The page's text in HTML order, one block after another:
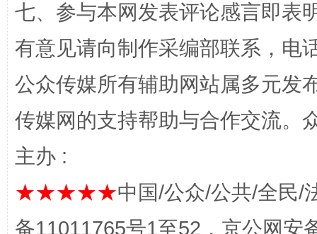
网上购药对药下症？
这是一记警钟！ 谢
七、参与本网发表评论感言即表
有意见请向制作采编部联系，电
公众传媒所有辅助网站属多元发
传媒网的支持帮助与合作交流。
主办 :
★★★★★中国/公众/公共/全民/
备11011765号1至52，京公网安